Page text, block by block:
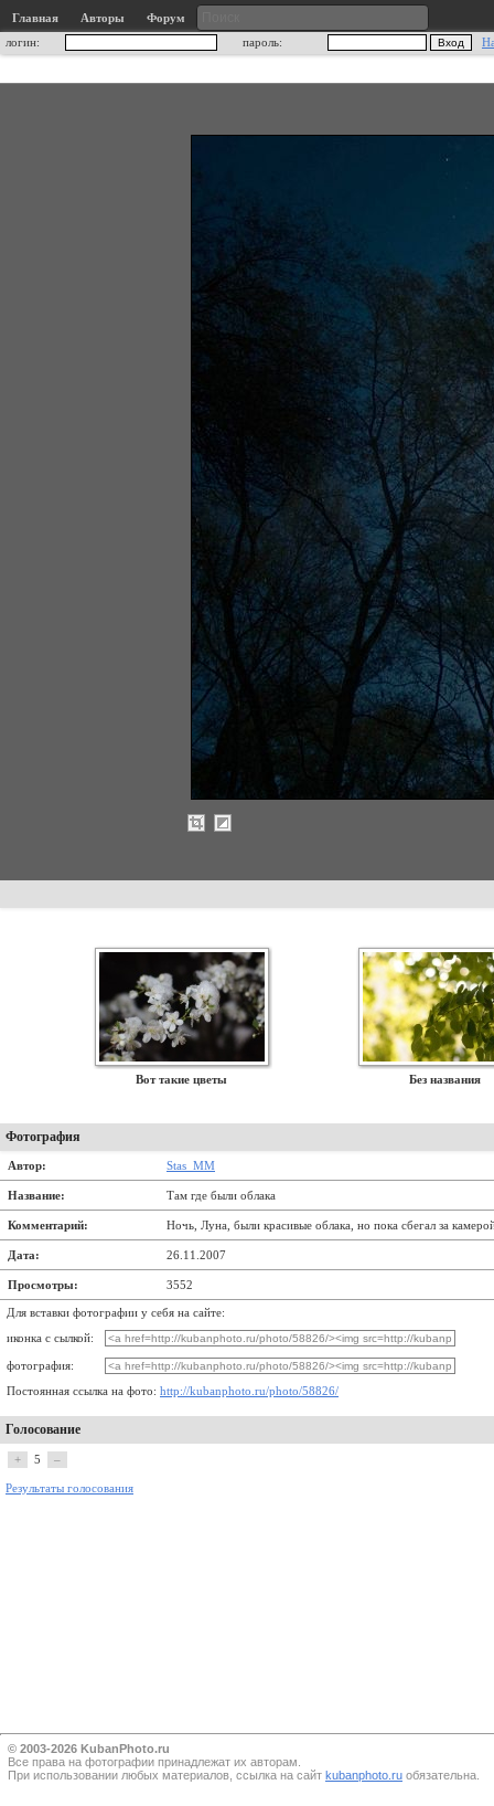
Главная Авторы
Форум
логин:
пароль:
Вот такие цветы Без названия
Фотография
Автор: Stas_MM
Название: Там где были облака
Комментарий: Ночь, Луна, были красивые облака, но пока сбегал за
Дата: 26.11.2007
Просмотры: 3552
Для вставки фотографии у себя на сайте:
иконка с сылкой:
фотография:
Постоянная ссылка на фото: http://kubanphoto.ru/photo/58826/
Голосование
+ 5 –
Результаты голосования
© 2003-2026 KubanPhoto.ru
Все прaва на фотографии принадлежат их авторам.
При использовании любых материалов, ссылка на сайт kubanphoto.ru обязательна.